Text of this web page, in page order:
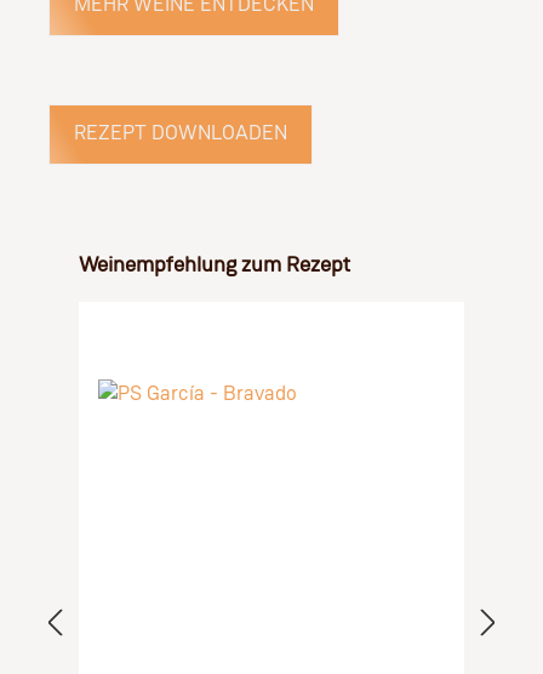
MEHR WEINE ENTDECKEN
REZEPT DOWNLOADEN
Produktgalerie überspringen
Weinempfehlung zum Rezept